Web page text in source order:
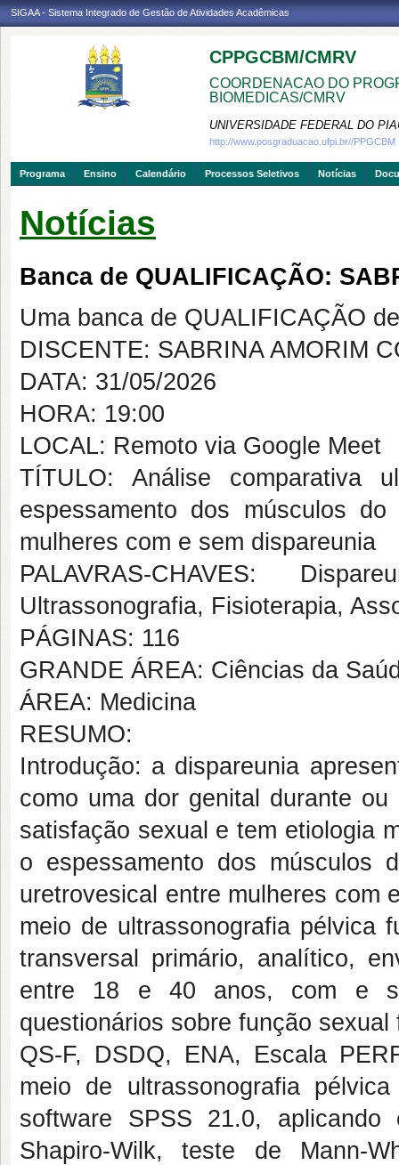
SIGAA - Sistema Integrado de Gestão de Atividades Acadêmicas
CPPGCBM/CMRV
COORDENACAO DO
BIOMEDICAS/CMRV
UNIVERSIDADE FEDERAL DO
http://www.posgraduacao.ufpi.br//PPGCBM
Programa Ensino Calendário Processos Seletivos Notícias
Notícias
Banca de QUALIFICAÇÃO:
Uma banca de QUALIFICAÇÃO
DISCENTE: SABRINA AMORIM
DATA: 31/05/2026
HORA: 19:00
LOCAL: Remoto via Google Meet
TÍTULO: Análise comparativa
espessamento dos músculos
mulheres com e sem dispareunia
PALAVRAS-CHAVES:
Ultrassonografia, Fisioterapia,
PÁGINAS: 116
GRANDE ÁREA: Ciências da
ÁREA: Medicina
RESUMO:
Introdução: a dispareunia
como uma dor genital durante
satisfação sexual e tem etiologia
o espessamento dos músculos
uretrovesical entre mulheres com
meio de ultrassonografia pélvica
transversal primário, analítico,
entre 18 e 40 anos, com e
questionários sobre função
QS-F, DSDQ, ENA, Escala
meio de ultrassonografia
software SPSS 21.0,
Shapiro-Wilk, teste de Mann-